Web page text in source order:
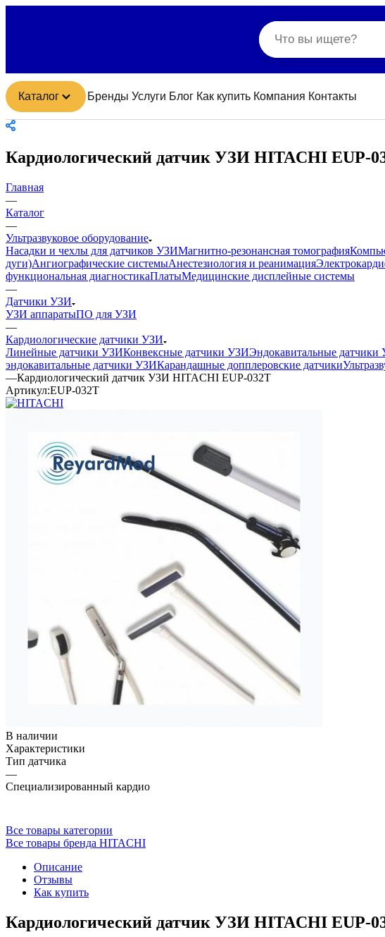
Каталог Бренды Услуги Блог Как купить Компания Контакты
Кардиологический датчик УЗИ HITACHI EUP-
Главная
—
Каталог
—
Ультразвуковое оборудование
Насадки и чехлы для датчиков УЗИМагнитно-резонансная томография
дуги)Ангиографические системыАнестезиология и реанимация
функциональная диагностикаПлатыМедицинские дисплейные системы
—
Датчики УЗИ
УЗИ аппаратыПО для УЗИ
—
Кардиологические датчики УЗИ
Линейные датчики УЗИКонвексные датчики УЗИЭндокавитальные датчики
эндокавитальные датчики УЗИКарандашные допплеровские датчики
—Кардиологический датчик УЗИ HITACHI EUP-032T
Артикул:EUP-032T
В наличии
Характеристики
Тип датчика
—
Специализированный кардио
Все товары категории
Все товары бренда HITACHI
Описание
Отзывы
Как купить
Кардиологический датчик УЗИ HITACHI EUP-